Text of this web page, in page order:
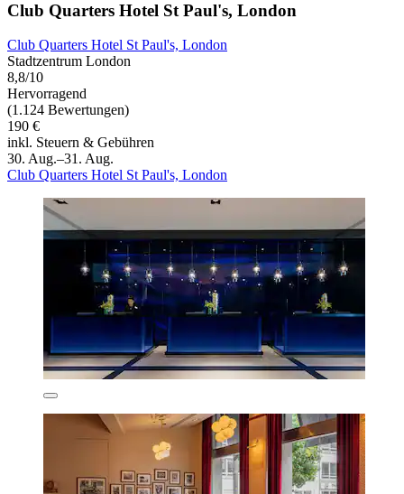
Club Quarters Hotel St Paul's, London
Club Quarters Hotel St Paul's, London
Stadtzentrum London
8,8/10
Hervorragend
(1.124 Bewertungen)
190 €
inkl. Steuern & Gebühren
30. Aug.–31. Aug.
Club Quarters Hotel St Paul's, London